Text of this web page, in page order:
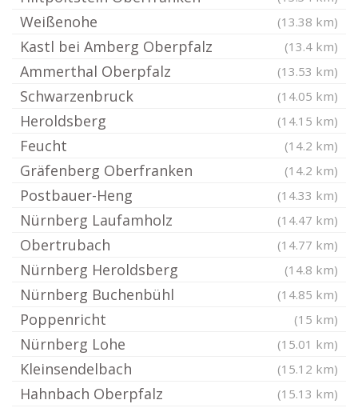
Weißenohe (13.38 km)
Kastl bei Amberg Oberpfalz (13.4 km)
Ammerthal Oberpfalz (13.53 km)
Schwarzenbruck (14.05 km)
Heroldsberg (14.15 km)
Feucht (14.2 km)
Gräfenberg Oberfranken (14.2 km)
Postbauer-Heng (14.33 km)
Nürnberg Laufamholz (14.47 km)
Obertrubach (14.77 km)
Nürnberg Heroldsberg (14.8 km)
Nürnberg Buchenbühl (14.85 km)
Poppenricht (15 km)
Nürnberg Lohe (15.01 km)
Kleinsendelbach (15.12 km)
Hahnbach Oberpfalz (15.13 km)